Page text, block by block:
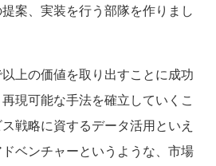
案、実装を行う部隊を作りまし
上の価値を取り出すことに成功
現可能な手法を確立していくこ
戦略に資するデータ活用といえ
ベンチャーというような、市場